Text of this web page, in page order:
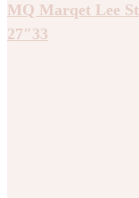
MQ Marqet Lee
27″33